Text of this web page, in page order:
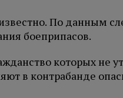
По данным
боеприпасов.
которых не
в контрабанде